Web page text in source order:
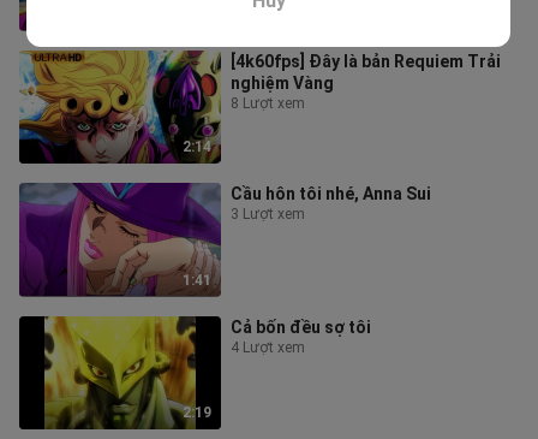
2:14
[4k60fps] Đây là bản Requiem Trải
nghiệm Vàng
8 Lượt xem
1:41
Cầu hôn tôi nhé, Anna Sui
3 Lượt xem
2:19
Cả bốn đều sợ tôi
4 Lượt xem